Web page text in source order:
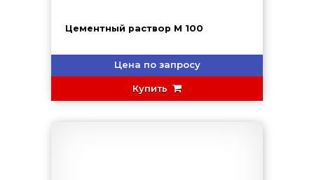
Цементный раствор М 100
Цена по запросу
Купить